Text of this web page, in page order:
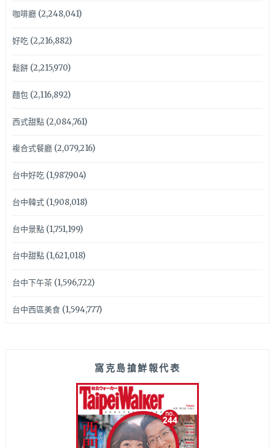
咖啡廳(2,248,041)
好吃(2,216,882)
鬆餅(2,215,970)
麵包(2,116,892)
西式甜點(2,084,761)
複合式餐廳(2,079,216)
台中好吃(1,987,904)
台中韓式(1,908,018)
台中景點(1,751,199)
台中甜點(1,621,018)
台中下午茶(1,596,722)
台中西區美食(1,594,777)
窩克島搶鮮報代表